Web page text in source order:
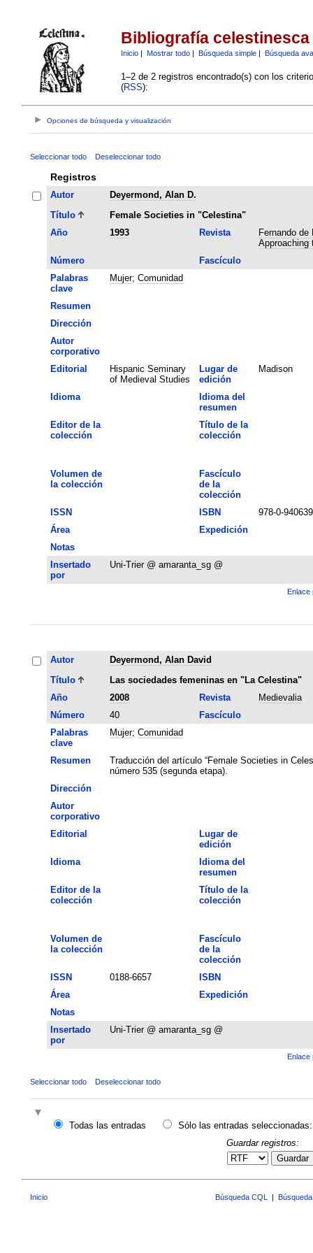
Bibliografía celestinesca
Inicio| Mostrar todo| Búsqueda simple| Búsqueda
1–2 de 2 registros encontrado(s) con los
(RSS):
Opciones de búsqueda y visualización
Seleccionar todo Deseleccionar todo
Registros
Autor
Deyermond, Alan D.
Título
Female Societies in "Celestina"
Año
1993 Revista
Fernando
Approaching
Número
Fascículo
Palabras
clave
Mujer; Comunidad
Resumen
Dirección
Autor
corporativo
Editorial
Hispanic Seminary
of Medieval Studies
Lugar de
edición
Madison
Idioma
Idioma del
resumen
Editor de la
colección
Título de la
colección
Volumen de
la colección
Fascículo
de la
colección
ISSN
ISBN
978-0-
Área
Expedición
Notas
Insertado
por
Uni-Trier @ amaranta_sg @
Enlace
Autor
Deyermond, Alan David
Título
Las sociedades femeninas en "La Celestina"
Año
2008 Revista
Medievalia
Número
40
Fascículo
Palabras
clave
Mujer; Comunidad
Resumen
Traducción del artículo “Female Societies in
número 535 (segunda etapa).
Dirección
Autor
corporativo
Editorial
Lugar de
edición
Idioma
Idioma del
resumen
Editor de la
colección
Título de la
colección
Volumen de
la colección
Fascículo
de la
colección
ISSN
0188-6657
ISBN
Área
Expedición
Notas
Insertado
por
Uni-Trier @ amaranta_sg @
Enlace
Seleccionar todo Deseleccionar todo
Todas las entradas
Sólo las entradas seleccionadas:
Guardar registros:
Guardar
Inicio Búsqueda CQL